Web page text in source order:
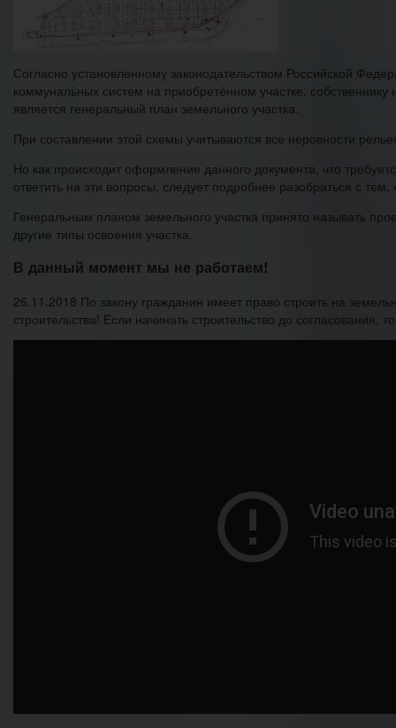
Согласно установленному законодательством Российской
коммунальных систем на приобретённом участке,
является генеральный план земельного участка.
При составлении этой схемы учитываются все неровности
Но как происходит оформление данного документа, что
ответить на эти вопросы, следует подробнее разобраться с тем,
Генеральным планом земельного участка принято называть
другие типы освоения участка.
В данный момент мы не работаем!
26.11.2018 По закону гражданин имеет право строить на
строительства! Если начинать строительство до согласования,